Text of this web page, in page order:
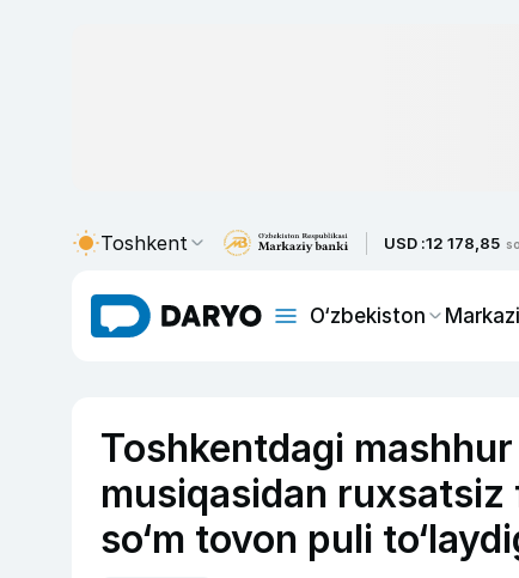
Toshkent USD :12 178,85
O‘zbekiston
Toshkentdagi
musiqasidan
so‘m tovon puli